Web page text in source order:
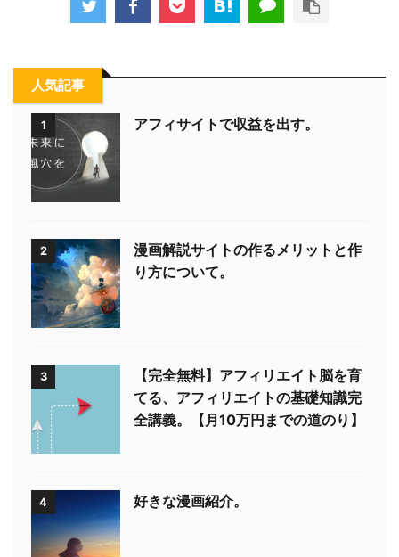
人気記事
1 アフィサイトで収益を出す。
2
漫画解説サイトの作るメリットと作
り方について。
3
【完全無料】アフィリエイト脳を育
てる、アフィリエイトの基礎知識完
全講義。【月10万円までの道のり】
4 好きな漫画紹介。